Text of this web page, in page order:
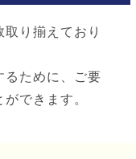
取り揃えており
るために、ご要
できます。